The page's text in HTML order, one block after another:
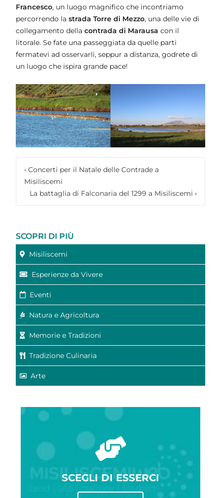
Francesco, un luogo magnifico che incontriamo
percorrendo la strada Torre di Mezzo, una delle vie di
collegamento della contrada di Marausa con il
litorale. Se fate una passeggiata da quelle parti
fermatevi ad osservarli, seppur a distanza, godrete di
un luogo che ispira grande pace!
‹ Concerti per il Natale delle Contrade a
Misiliscemi
La battaglia di Falconaria del 1299 a Misiliscemi ›
SCOPRI DI PIÙ
Misiliscemi
Esperienze da Vivere
Eventi
Natura e Agricoltura
Memorie e Tradizioni
Tradizione Culinaria
Arte
SCEGLI DI ESSERCI